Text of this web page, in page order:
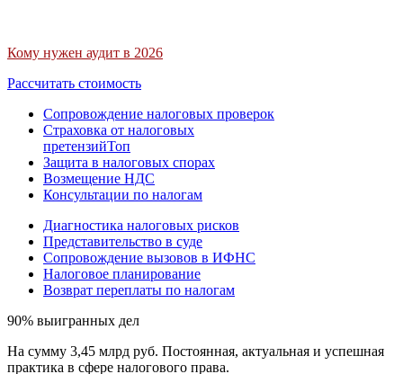
Кому нужен аудит в 2026
Рассчитать стоимость
Сопровождение налоговых проверок
Страховка от налоговых
претензийТоп
Защита в налоговых спорах
Возмещение НДС
Консультации по налогам
Диагностика налоговых рисков
Представительство в суде
Сопровождение вызовов в ИФНС
Налоговое планирование
Возврат переплаты по налогам
90% выигранных дел
На сумму 3,45 млрд руб. Постоянная, актуальная и успешная
практика в сфере налогового права.